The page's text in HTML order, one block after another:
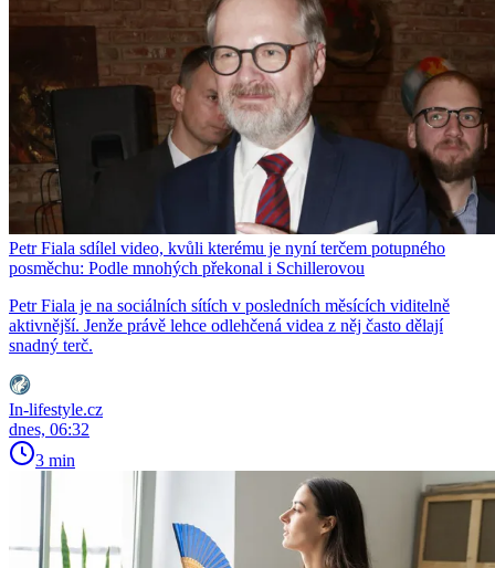
Petr Fiala sdílel video, kvůli kterému je nyní terčem potupného
posměchu: Podle mnohých překonal i Schillerovou
Petr Fiala je na sociálních sítích v posledních měsících viditelně
aktivnější. Jenže právě lehce odlehčená videa z něj často dělají
snadný terč.
In-lifestyle.cz
dnes, 06:32
3 min